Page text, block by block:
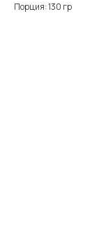
Порция: 130 гр